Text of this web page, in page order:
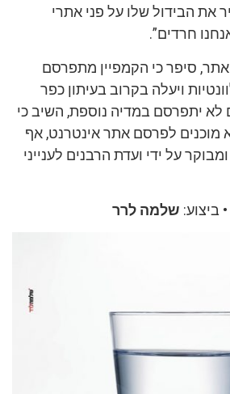
את הבידול שלו על פני אתרי
חרדים”.
סיפר כי הקמפיין מתפרסם
ויעלה בקרוב בעיתון כפר
יתפרסם במדיה נוספת, השיב כי
מוכנים לפרסם אתר אינטרנט, אף
על ידי ועדת הרבנים לענייני
ביצוע: שלמה לרר